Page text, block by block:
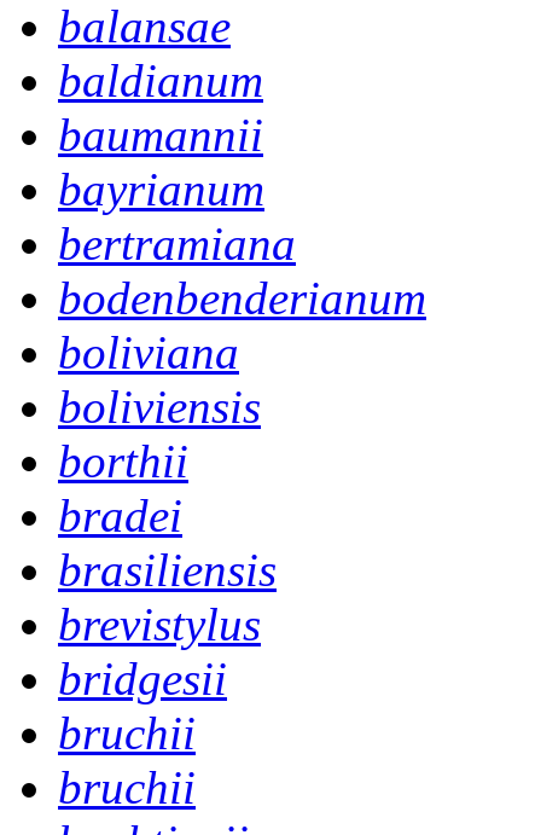
balansae
baldianum
baumannii
bayrianum
bertramiana
bodenbenderianum
boliviana
boliviensis
borthii
bradei
brasiliensis
brevistylus
bridgesii
bruchii
bruchii